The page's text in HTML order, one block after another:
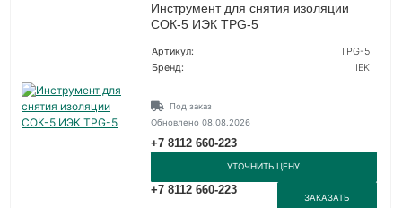
Инструмент для снятия изоляции
СОК-5 ИЭК TPG-5
Артикул:
TPG-5
Бренд:
IEK
Под заказ
Обновлено 08.08.2026
+7 8112 660-223
УТОЧНИТЬ ЦЕНУ
+7 8112 660-223
ЗАКАЗАТЬ